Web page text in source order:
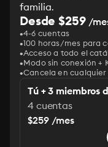
familia.
Desde $259/
4-6 cuentas
100 horas/mes para
Acceso a todo el
Modo sin conexión +
Cancela en
Tú + 3 miembros
4 cuentas
$259 /mes